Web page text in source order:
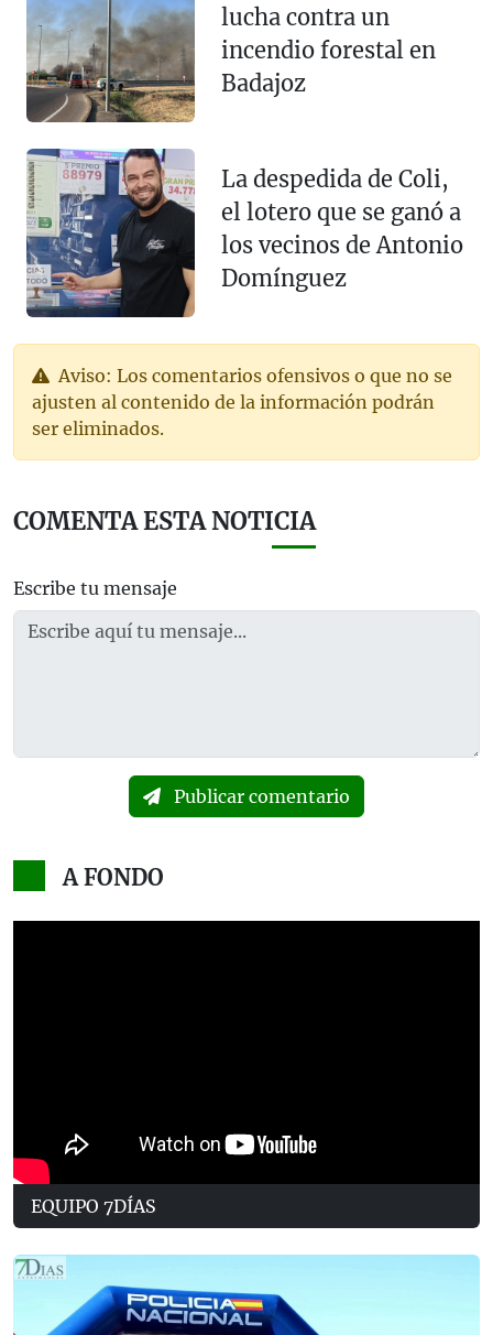
lucha contra un
incendio forestal en
Badajoz
La despedida de Coli,
el lotero que se ganó a
los vecinos de Antonio
Domínguez
Aviso: Los comentarios ofensivos o que no se
ajusten al contenido de la información podrán
ser eliminados.
COMENTA ESTA NOTICIA
Escribe tu mensaje
Publicar comentario
A FONDO
EQUIPO 7DÍAS